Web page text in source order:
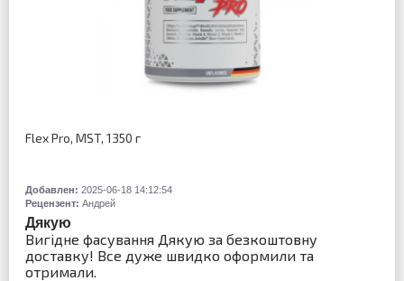
Flex Pro, MST, 1350 г
Добавлен: 2025-06-18 14:12:54
Рецензент: Андрей
Дякую
Вигідне фасування Дякую за безкоштовну
доставку! Все дуже швидко оформили та
отримали.